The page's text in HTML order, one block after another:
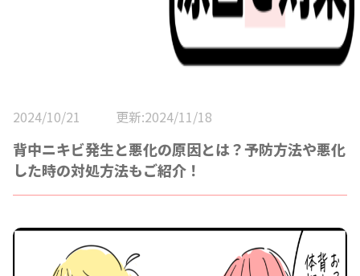
2024/10/21 更新:2024/11/18
背中ニキビ発生と悪化の原因とは？予防方法や悪化
した時の対処方法もご紹介！